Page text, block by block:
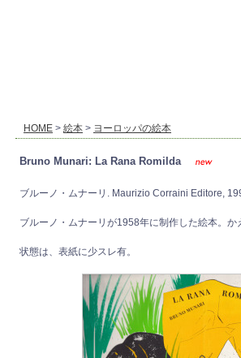
HOME > 絵本 > ヨーロッパの絵本
Bruno Munari: La Rana Romilda
ブルーノ・ムナーリ. Maurizio Corraini Editore,
ブルーノ・ムナーリが1958年に制作した絵本。
状態は、表紙に少スレ有。